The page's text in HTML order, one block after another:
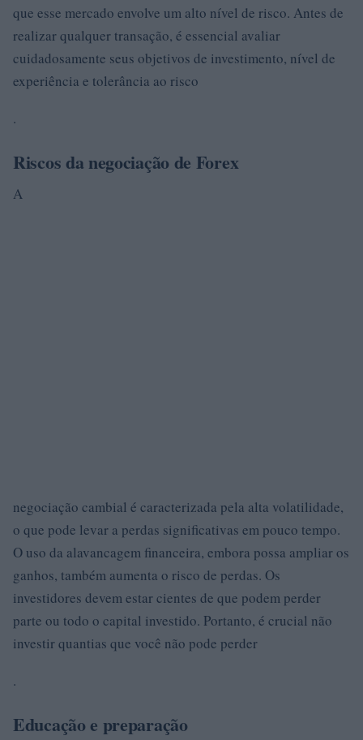
que esse mercado envolve um alto nível de risco. Antes de
realizar qualquer transação, é essencial avaliar
cuidadosamente seus objetivos de investimento, nível de
experiência e tolerância ao risco
.
Riscos da negociação de Forex
A
negociação cambial é caracterizada pela alta volatilidade,
o que pode levar a perdas significativas em pouco tempo.
O uso da alavancagem financeira, embora possa ampliar os
ganhos, também aumenta o risco de perdas. Os
investidores devem estar cientes de que podem perder
parte ou todo o capital investido. Portanto, é crucial não
investir quantias que você não pode perder
.
Educação e preparação